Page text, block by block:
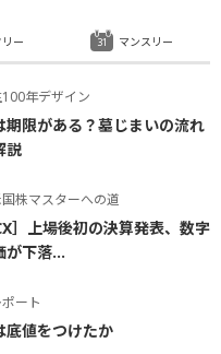
年デザイン
期限がある？墓じまいの流れ
説
株マスターへの道
］上場後初の決算発表、数字
が下落...
ート
底値をつけたか
ー マンスリー